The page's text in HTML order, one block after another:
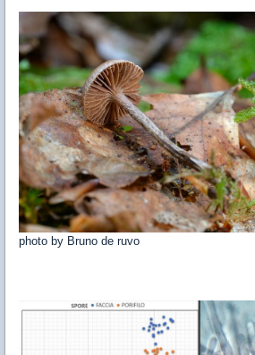
photo by Bruno de ruvo